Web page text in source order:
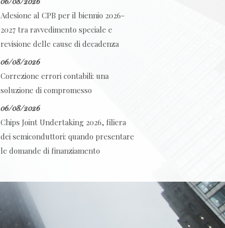
Adesione al CPB per il biennio 2026-
2027 tra ravvedimento speciale e
revisione delle cause di decadenza
06/08/2026
Correzione errori contabili: una
soluzione di compromesso
06/08/2026
Chips Joint Undertaking 2026, filiera
dei semiconduttori: quando presentare
le domande di finanziamento